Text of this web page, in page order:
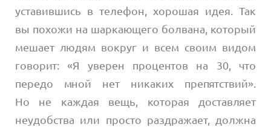
уставившись в телефон, хорошая идея. Так
вы похожи на шаркающего болвана, который
мешает людям вокруг и всем своим видом
говорит: «Я уверен процентов на 30, что
передо мной нет никаких препятствий».
Но не каждая вещь, которая доставляет
неудобства или просто раздражает, должна